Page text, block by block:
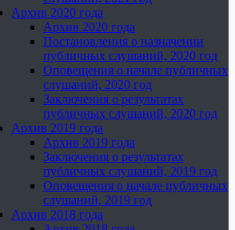
Архив 2020 года
Архив 2020 года
Постановления о назначении
публичных слушаний, 2020 год
Оповещения о начале публичных
слушаний, 2020 год
Заключения о результатах
публичных слушаний, 2020 год
Архив 2019 года
Архив 2019 года
Заключения о результатах
публичных слушаний, 2019 год
Оповещения о начале публичных
слушаний, 2019 год
Архив 2018 года